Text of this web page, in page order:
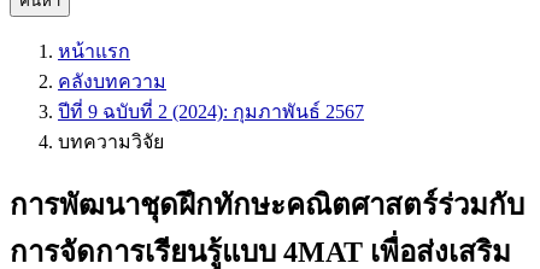
หน้าแรก
คลังบทความ
ปีที่ 9 ฉบับที่ 2 (2024): กุมภาพันธ์ 2567
บทความวิจัย
การพัฒนาชุดฝึกทักษะคณิตศาสตร์ร่วมกับ
การจัดการเรียนรู้แบบ 4MAT เพื่อส่งเสริม